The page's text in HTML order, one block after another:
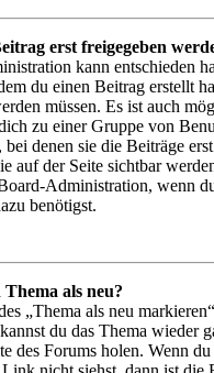
erst freigegeben
kann entschieden
du einen Beitrag erstellt
müssen. Es ist auch
zu einer Gruppe von
denen sie die Beiträge
auf der Seite sichtbar
Administration, wenn
benötigst.
als neu?
„Thema als neu
du das Thema wieder
des Forums holen. Wenn du